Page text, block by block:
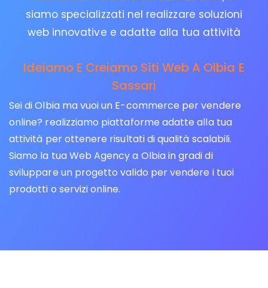
siamo specializzati nel realizzare soluzioni
web innovative e adatte alla tua attività
Ideiamo E Creiamo Siti Web A Olbia E
Sassari
Sei di Olbia ma vuoi un E-commerce per vendere
online? realizziamo piattaforme adatte alla tua
attività per ottenere risultati di qualità scalabili.
Siamo la tua Web Agency a Olbia in gradi di
sviluppare un progetto valido per vendere i tuoi
prodotti o servizi online.